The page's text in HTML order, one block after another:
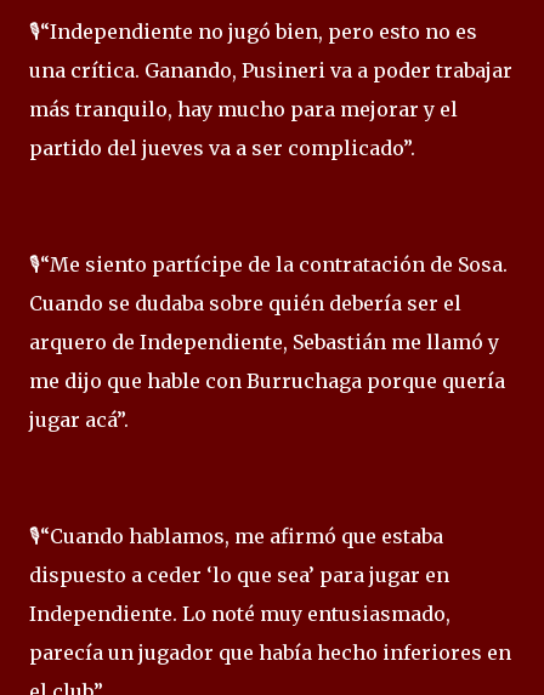
🎙️“Independiente no jugó bien, pero esto no es
una crítica. Ganando, Pusineri va a poder trabajar
más tranquilo, hay mucho para mejorar y el
partido del jueves va a ser complicado”.
🎙️“Me siento partícipe de la contratación de Sosa.
Cuando se dudaba sobre quién debería ser el
arquero de Independiente, Sebastián me llamó y
me dijo que hable con Burruchaga porque quería
jugar acá”.
🎙️“Cuando hablamos, me afirmó que estaba
dispuesto a ceder ‘lo que sea’ para jugar en
Independiente. Lo noté muy entusiasmado,
parecía un jugador que había hecho inferiores en